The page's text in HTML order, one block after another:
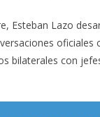
Esteban Lazo
bilaterales con